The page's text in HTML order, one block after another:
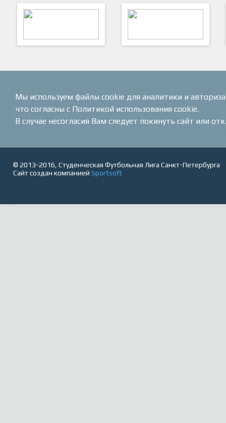
© 2013-2016, Студенческая Футбольная Лига Санкт-Петербурга
Сайт создан компанией Sportsoft
Мы используем файлы cookie для аналитики и
что согласны с Политикой использования cookie.
В случае несогласия Вам следует покинуть сайт или